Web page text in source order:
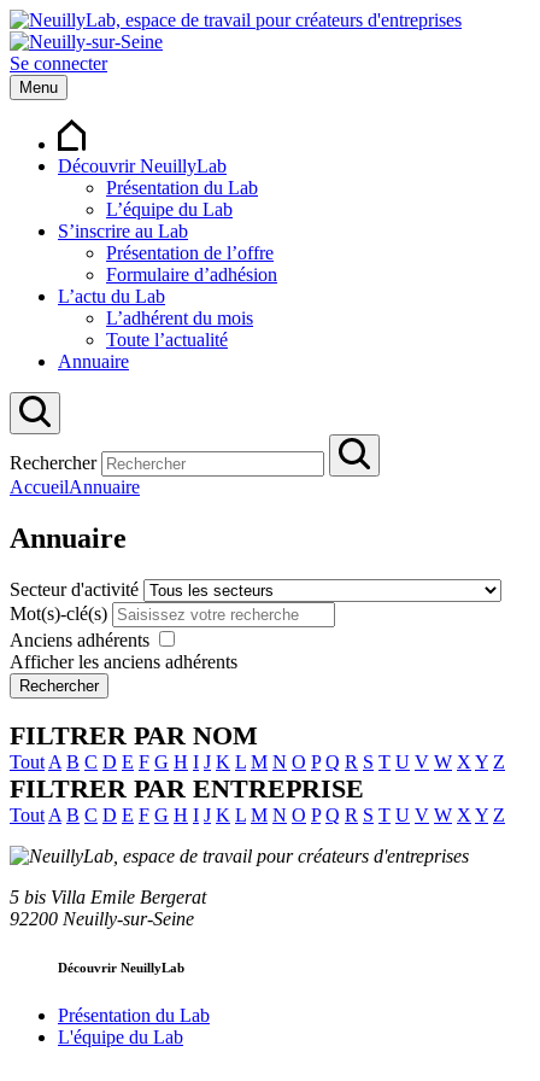
Se connecter
Menu
Découvrir NeuillyLab
Présentation du Lab
L’équipe du Lab
S’inscrire au Lab
Présentation de l’offre
Formulaire d’adhésion
L’actu du Lab
L’adhérent du mois
Toute l’actualité
Annuaire
Rechercher
AccueilAnnuaire
Annuaire
Secteur d'activité
Mot(s)-clé(s)
Anciens adhérents
Afficher les anciens adhérents
Rechercher
FILTRER PAR NOM
Tout A B C D E F G H I J K L M N O P Q R S T U V W X Y Z
FILTRER PAR ENTREPRISE
Tout A B C D E F G H I J K L M N O P Q R S T U V W X Y Z
5 bis Villa Emile Bergerat
92200 Neuilly-sur-Seine
Découvrir NeuillyLab
Présentation du Lab
L'équipe du Lab